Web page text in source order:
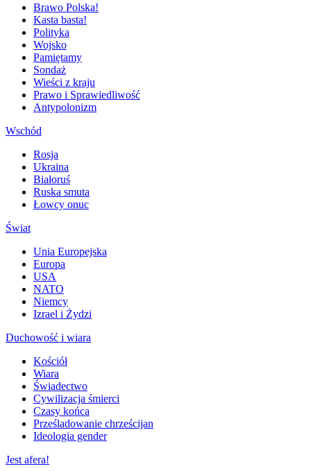
Brawo Polska!
Kasta basta!
Polityka
Wojsko
Pamiętamy
Sondaż
Wieści z kraju
Prawo i Sprawiedliwość
Antypolonizm
Wschód
Rosja
Ukraina
Białoruś
Ruska smuta
Łowcy onuc
Świat
Unia Europejska
Europa
USA
NATO
Niemcy
Izrael i Żydzi
Duchowość i wiara
Kościół
Wiara
Świadectwo
Cywilizacja śmierci
Czasy końca
Prześladowanie chrześcijan
Ideologia gender
Jest afera!